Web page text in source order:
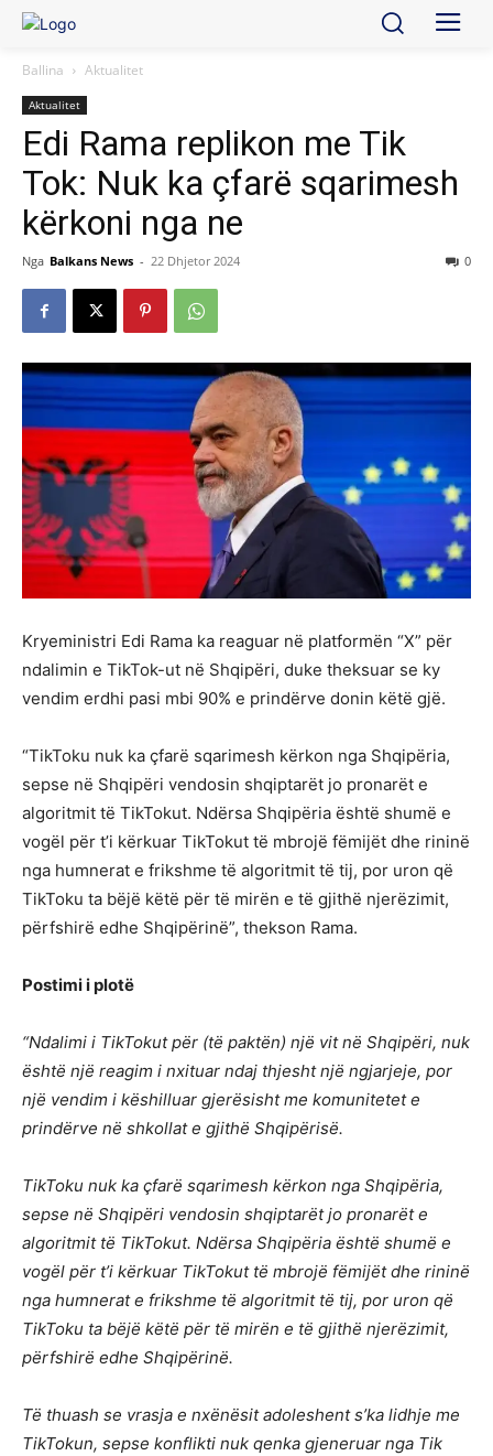
Ballina Aktualitet
Aktualitet
Edi Rama replikon me Tik
Tok: Nuk ka çfarë sqarimesh
kërkoni nga ne
Nga Balkans News - 22 Dhjetor 2024 0
Kryeministri Edi Rama ka reaguar në platformën “X” për
ndalimin e TikTok-ut në Shqipëri, duke theksuar se ky
vendim erdhi pasi mbi 90% e prindërve donin këtë gjë.
“TikToku nuk ka çfarë sqarimesh kërkon nga Shqipëria,
sepse në Shqipëri vendosin shqiptarët jo pronarët e
algoritmit të TikTokut. Ndërsa Shqipëria është shumë e
vogël për t’i kërkuar TikTokut të mbrojë fëmijët dhe rininë
nga humnerat e frikshme të algoritmit të tij, por uron që
TikToku ta bëjë këtë për të mirën e të gjithë njerëzimit,
përfshirë edhe Shqipërinë”, thekson Rama.
Postimi i plotë
“Ndalimi i TikTokut për (të paktën) një vit në Shqipëri, nuk
është një reagim i nxituar ndaj thjesht një ngjarjeje, por
një vendim i këshilluar gjerësisht me komunitetet e
prindërve në shkollat e gjithë Shqipërisë.
TikToku nuk ka çfarë sqarimesh kërkon nga Shqipëria,
sepse në Shqipëri vendosin shqiptarët jo pronarët e
algoritmit të TikTokut. Ndërsa Shqipëria është shumë e
vogël për t’i kërkuar TikTokut të mbrojë fëmijët dhe rininë
nga humnerat e frikshme të algoritmit të tij, por uron që
TikToku ta bëjë këtë për të mirën e të gjithë njerëzimit,
përfshirë edhe Shqipërinë.
Të thuash se vrasja e nxënësit adoleshent s’ka lidhje me
TikTokun, sepse konflikti nuk qenka gjeneruar nga Tik